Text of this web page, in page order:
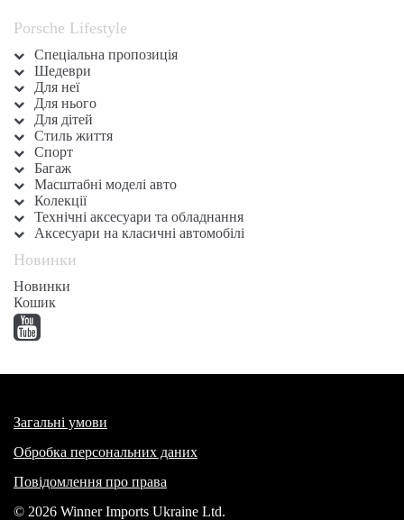
Porsche Lifestyle
Спеціальна пропозиція
Шедеври
Для неї
Для нього
Для дітей
Стиль життя
Спорт
Багаж
Масштабні моделі авто
Колекції
Технічні аксесуари та обладнання
Аксесуари на класичні автомобілі
Новинки
Новинки
Кошик
© 2026 Winner Imports Ukraine Ltd.
Загальні умови
Обробка персональних даних
Повідомлення про права